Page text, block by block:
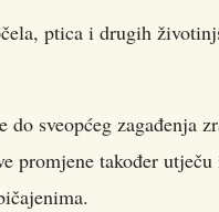
ptica i drugih
sveopćeg zagađenja
promjene također